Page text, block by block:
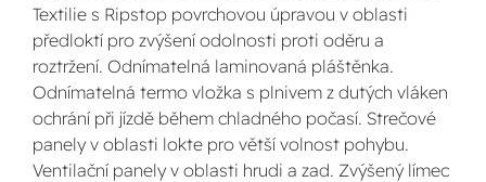
Textilie s Ripstop povrchovou úpravou v oblasti
předloktí pro zvýšení odolnosti proti oděru a
roztržení. Odnímatelná laminovaná pláštěnka.
Odnímatelná termo vložka s plnivem z dutých vláken
ochrání při jízdě během chladného počasí. Strečové
panely v oblasti lokte pro větší volnost pohybu.
Ventilační panely v oblasti hrudi a zad. Zvýšený límec